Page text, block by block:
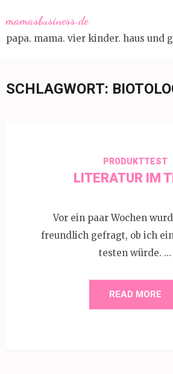
to
content
mamasbusiness.de
papa. mama. vier kinder. haus und
SCHLAGWORT:
PRODUKTTEST
LITERATUR IM
Vor ein paar Wochen
freundlich gefragt, ob ich
testen würde. …
READ MORE